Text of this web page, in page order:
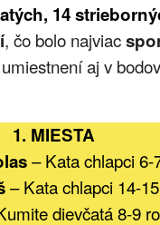
14
, čo bolo najviac
aj v
1. MIESTA
– Kata chlapci 6-
– Kata chlapci 14-
dievčatá 8-9